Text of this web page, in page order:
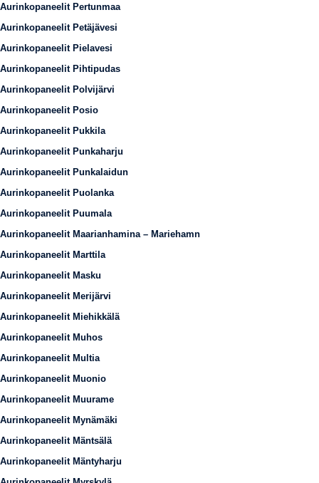
Aurinkopaneelit Pertunmaa
Aurinkopaneelit Petäjävesi
Aurinkopaneelit Pielavesi
Aurinkopaneelit Pihtipudas
Aurinkopaneelit Polvijärvi
Aurinkopaneelit Posio
Aurinkopaneelit Pukkila
Aurinkopaneelit Punkaharju
Aurinkopaneelit Punkalaidun
Aurinkopaneelit Puolanka
Aurinkopaneelit Puumala
Aurinkopaneelit Maarianhamina – Mariehamn
Aurinkopaneelit Marttila
Aurinkopaneelit Masku
Aurinkopaneelit Merijärvi
Aurinkopaneelit Miehikkälä
Aurinkopaneelit Muhos
Aurinkopaneelit Multia
Aurinkopaneelit Muonio
Aurinkopaneelit Muurame
Aurinkopaneelit Mynämäki
Aurinkopaneelit Mäntsälä
Aurinkopaneelit Mäntyharju